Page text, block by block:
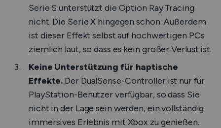
Serie S unterstützt die Option Ray Tracing
nicht. Die Serie X hingegen schon. Außerdem
ist dieser Effekt selbst auf hochwertigen PCs
ziemlich laut, so dass es kein großer Verlust ist.
Keine Unterstützung für haptische
Effekte. Der DualSense-Controller ist nur für
PlayStation-Benutzer verfügbar, so dass Sie
nicht in der Lage sein werden, ein vollständig
immersives Erlebnis mit Xbox zu genießen.